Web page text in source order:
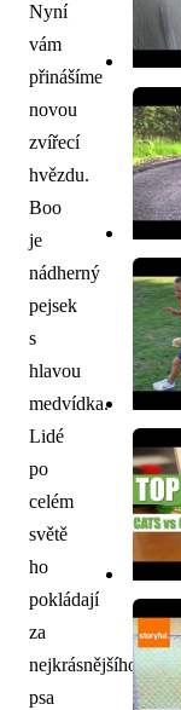
Nyní
vám
přinášíme
novou
zvířecí
hvězdu.
Boo
je
nádherný
pejsek
s
hlavou
medvídka.
Lidé
po
celém
světě
ho
pokládají
za
nejkrásnějšího
psa